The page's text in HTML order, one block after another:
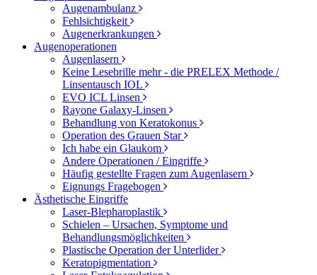
Augenambulanz
Fehlsichtigkeit
Augenerkrankungen
Augenoperationen
Augenlasern
Keine Lesebrille mehr - die PRELEX Methode /
Linsentausch IOL
EVO ICL Linsen
Rayone Galaxy-Linsen
Behandlung von Keratokonus
Operation des Grauen Star
Ich habe ein Glaukom
Andere Operationen / Eingriffe
Häufig gestellte Fragen zum Augenlasern
Eignungs Fragebogen
Ästhetische Eingriffe
Laser-Blepharoplastik
Schielen – Ursachen, Symptome und
Behandlungsmöglichkeiten
Plastische Operation der Unterlider
Keratopigmentation